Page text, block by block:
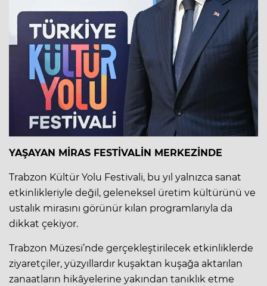
YAŞAYAN MİRAS FESTİVALİN MERKEZİNDE
Trabzon Kültür Yolu Festivali, bu yıl yalnızca sanat
etkinlikleriyle değil, geleneksel üretim kültürünü ve
ustalık mirasını görünür kılan programlarıyla da
dikkat çekiyor.
Trabzon Müzesi’nde gerçekleştirilecek etkinliklerde
ziyaretçiler, yüzyıllardır kuşaktan kuşağa aktarılan
zanaatların hikâyelerine yakından tanıklık etme